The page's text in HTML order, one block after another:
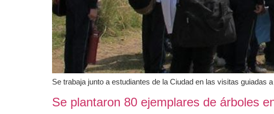
Se trabaja junto a estudiantes de la Ciudad en las visitas
Se plantaron 80 ejemplares de árboles